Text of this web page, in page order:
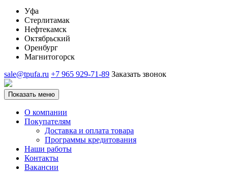
Уфа
Стерлитамак
Нефтекамск
Октябрьский
Оренбург
Магнитогорск
sale@tpufa.ru +7 965 929-71-89 Заказать звонок
Показать меню
О компании
Покупателям
Доставка и оплата товара
Программы кредитования
Наши работы
Контакты
Вакансии